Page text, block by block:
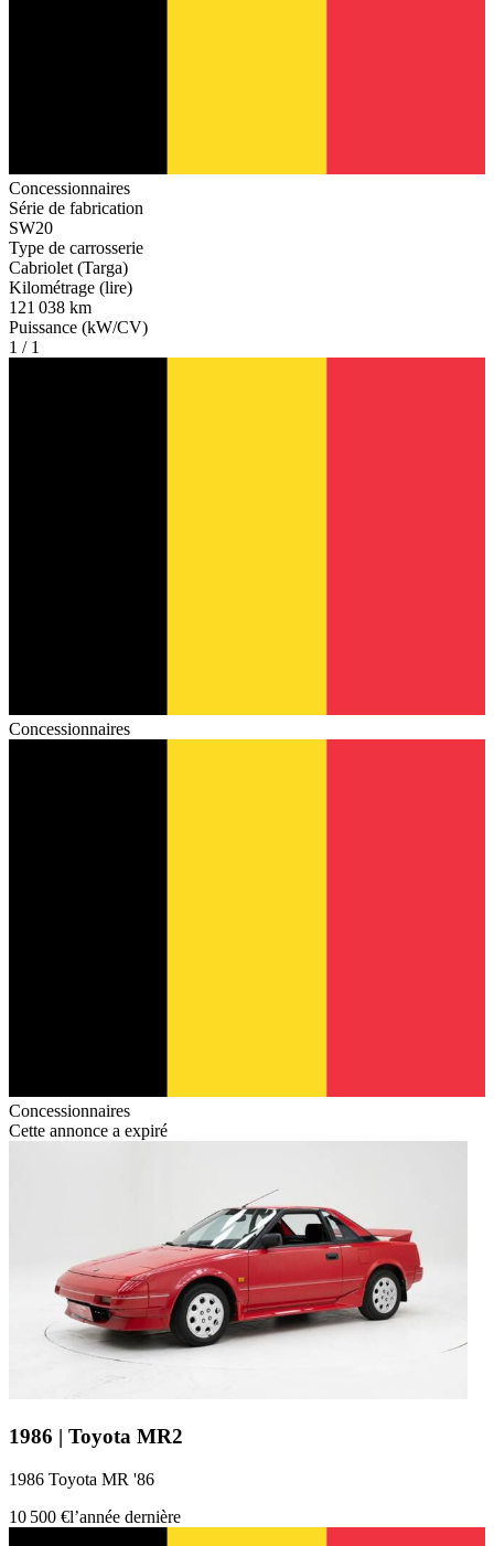
Concessionnaires
Série de fabrication
SW20
Type de carrosserie
Cabriolet (Targa)
Kilométrage (lire)
121 038 km
Puissance (kW/CV)
1 / 1
Concessionnaires
Concessionnaires
Cette annonce a expiré
1986 | Toyota MR2
1986 Toyota MR '86
10 500 €l’année dernière